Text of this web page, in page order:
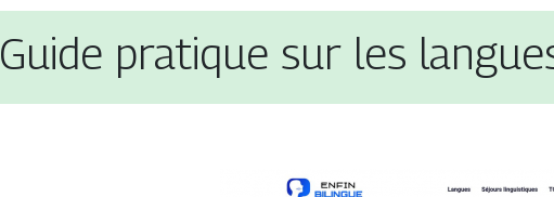
Guide pratique sur les